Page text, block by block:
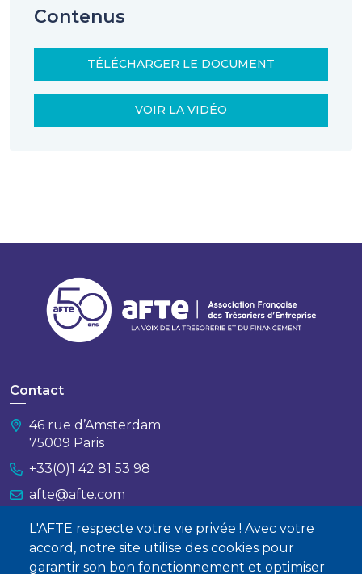
L'AFTE respecte votre vie privée ! Avec votre
accord, notre site utilise des cookies pour
garantir son bon fonctionnement et optimiser
Contenus
TÉLÉCHARGER LE DOCUMENT
VOIR LA VIDÉO
Contact
46 rue d’Amsterdam
75009 Paris
+33(0)1 42 81 53 98
afte@afte.com
Nous contacter